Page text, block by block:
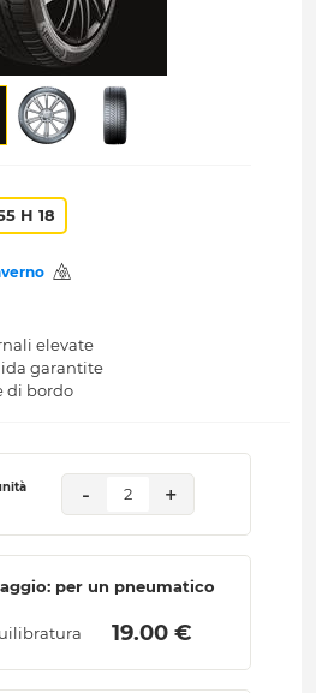
H 18
elevate
garantite
di bordo
- 2 +
per un pneumatico
19.00 €